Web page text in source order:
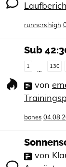
runners.high
Sub
1 130
von
bones
von